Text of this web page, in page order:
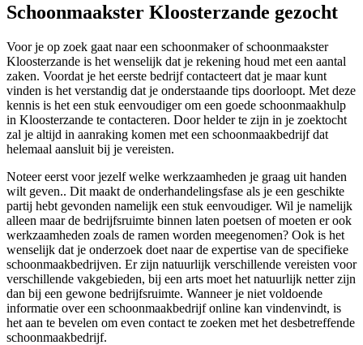
Schoonmaakster Kloosterzande gezocht
Voor je op zoek gaat naar een schoonmaker of schoonmaakster
Kloosterzande is het wenselijk dat je rekening houd met een aantal
zaken. Voordat je het eerste bedrijf contacteert dat je maar kunt
vinden is het verstandig dat je onderstaande tips doorloopt. Met deze
kennis is het een stuk eenvoudiger om een goede schoonmaakhulp
in Kloosterzande te contacteren. Door helder te zijn in je zoektocht
zal je altijd in aanraking komen met een schoonmaakbedrijf dat
helemaal aansluit bij je vereisten.
Noteer eerst voor jezelf welke werkzaamheden je graag uit handen
wilt geven.. Dit maakt de onderhandelingsfase als je een geschikte
partij hebt gevonden namelijk een stuk eenvoudiger. Wil je namelijk
alleen maar de bedrijfsruimte binnen laten poetsen of moeten er ook
werkzaamheden zoals de ramen worden meegenomen? Ook is het
wenselijk dat je onderzoek doet naar de expertise van de specifieke
schoonmaakbedrijven. Er zijn natuurlijk verschillende vereisten voor
verschillende vakgebieden, bij een arts moet het natuurlijk netter zijn
dan bij een gewone bedrijfsruimte. Wanneer je niet voldoende
informatie over een schoonmaakbedrijf online kan vindenvindt, is
het aan te bevelen om even contact te zoeken met het desbetreffende
schoonmaakbedrijf.